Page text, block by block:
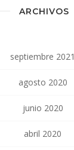
ARCHIVOS
septiembre 2021
agosto 2020
junio 2020
abril 2020